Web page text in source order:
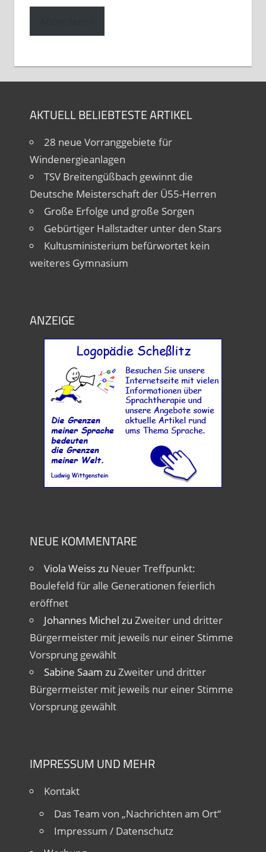
Adresse
AKTUELL BELIEBTESTE ARTIKEL
28 neue Vorranggebiete für
Windenergieanlagen
TSV Breitengüßbach gewinnt die
Deutsche Meisterschaft der Ü55-Herren
Große Erfolge und große Sorgen
Gebürtiger Hallstadter unter den Stars
Kultusministerium befürwortet kein
weiteres Gymnasium
ANZEIGE
NEUE KOMMENTARE
Viola Weisszu Neuer Treffpunkt:
Boulefeld für alle Generationen feierlich
eröffnet
Johannes Michel zu Zweiter und dritter
Bürgermeister mit jeweils nur einer Stimme
Vorsprung gewählt
Sabine Saam zu Zweiter und dritter
Bürgermeister mit jeweils nur einer Stimme
Vorsprung gewählt
IMPRESSUM UND MEHR
Kontakt
Das Team von „Nachrichten am Ort“
Impressum / Datenschutz